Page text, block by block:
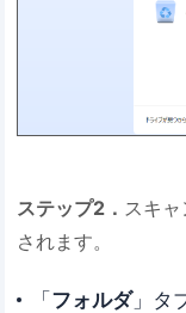
ステップ2． スキ
されます。
「フォルダ」タ